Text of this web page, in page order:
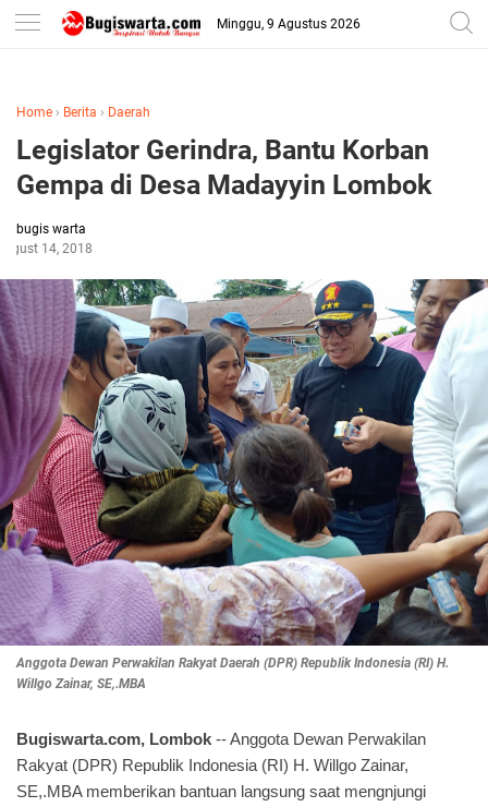
-->
Minggu, 9 Agustus 2026
Home › Berita › Daerah
Legislator Gerindra, Bantu Korban
Gempa di Desa Madayyin Lombok
bugis warta
14, 2018
Anggota Dewan Perwakilan Rakyat Daerah (DPR) Republik Indonesia (RI) H.
Willgo Zainar, SE,.MBA
Bugiswarta.com, Lombok -- Anggota Dewan Perwakilan
Rakyat (DPR) Republik Indonesia (RI) H. Willgo Zainar,
SE,.MBA memberikan bantuan langsung saat mengnjungi